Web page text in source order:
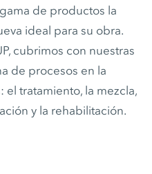
de productos la
ideal para su obra.
cubrimos con nuestras
de procesos en la
tratamiento, la mezcla,
y la rehabilitación.